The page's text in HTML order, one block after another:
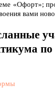
«Офорт»;
вами